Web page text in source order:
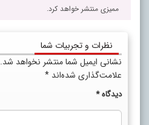
ممیزی منتشر خواهد کرد.
نظرات و تجربیات شما
نشانی ایمیل شما منتشر نخواهد شد.
علامت‌گذاری شده‌اند *
دیدگاه*